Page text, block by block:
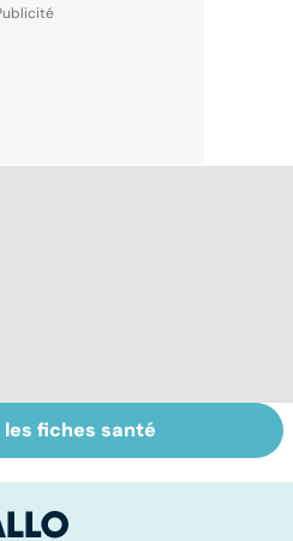
Inflammation des
amygdales : que
d'angine ?
fiches santé